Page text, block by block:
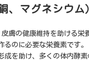
、マグネシウム
膚の健康維持を助ける栄
るのに必要な栄養素です。
成を助け、多くの体内酵